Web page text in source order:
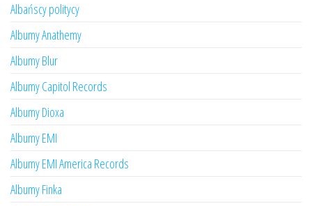
Albańscy politycy
Albumy Anathemy
Albumy Blur
Albumy Capitol Records
Albumy Dioxa
Albumy EMI
Albumy EMI America Records
Albumy Finka